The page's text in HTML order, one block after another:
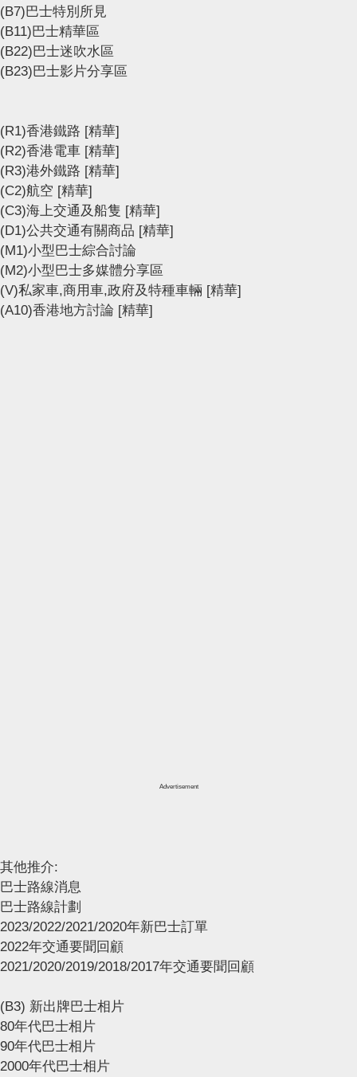
(B7)巴士特別所見
(B11)巴士精華區
(B22)巴士迷吹水區
(B23)巴士影片分享區
(R1)香港鐵路 [精華]
(R2)香港電車 [精華]
(R3)港外鐵路 [精華]
(C2)航空 [精華]
(C3)海上交通及船隻 [精華]
(D1)公共交通有關商品 [精華]
(M1)小型巴士綜合討論
(M2)小型巴士多媒體分享區
(V)私家車,商用車,政府及特種車輛 [精華]
(A10)香港地方討論 [精華]
Advertisement
其他推介:
巴士路線消息
巴士路線計劃
2023/2022/2021/2020年新巴士訂單
2022年交通要聞回顧
2021/2020/2019/2018/2017年交通要聞回顧
(B3) 新出牌巴士相片
80年代巴士相片
90年代巴士相片
2000年代巴士相片